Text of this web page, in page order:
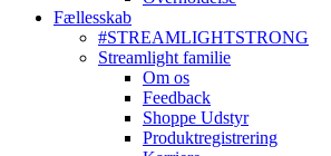
Fællesskab
#STREAMLIGHTSTRONG
Streamlight familie
Om os
Feedback
Shoppe Udstyr
Produktregistrering